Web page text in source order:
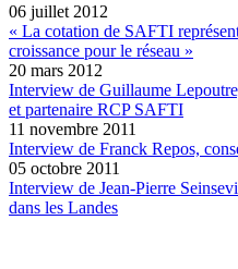
06 juillet 2012
« La cotation de SAFTI
croissance pour le réseau »
20 mars 2012
Interview de Guillaume
et partenaire RCP SAFTI
11 novembre 2011
Interview de Franck Repos,
05 octobre 2011
Interview de Jean-Pierre
dans les Landes